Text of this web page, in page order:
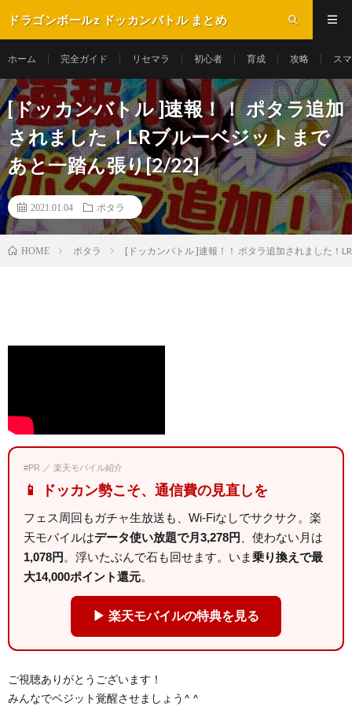
ドラゴンボールz ドッカンバトル まとめ
ホーム 完全ガイド リセマラ 初心者 育成 攻略 ス
[ドッカンバトル ]速報！！ ポタラ追加
されました！LRブルーベジットまで
あと一踏ん張り[2/22]
2021.01.04 ポタラ
HOME ポタラ [ドッカンバトル ]速報！！ ポタラ追加されました！
#PR ／ 楽天モバイル紹介
📱 ドッカン勢こそ、通信費の見直しを
フェス周回もガチャ生放送も、Wi-Fiなしでサクサク。楽
天モバイルはデータ使い放題で月3,278円
、使わない月は
1,078円 。浮いたぶんで石も回せます。いま乗り換えで最
大14,000ポイント還元。
▶ 楽天モバイルの特典を見る
ご視聴ありがとうございます！
みんなでベジット覚醒させましょう^ ^